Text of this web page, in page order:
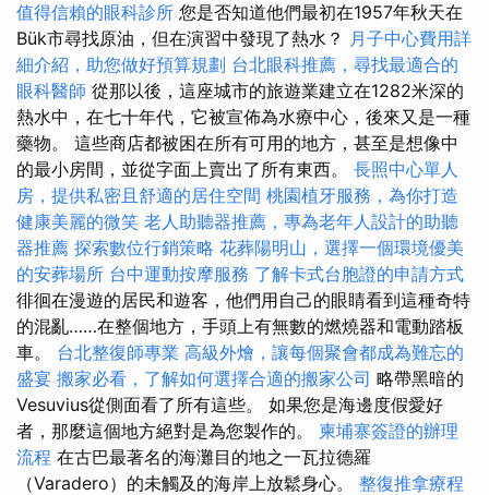
值得信賴的眼科診所 您是否知道他們最初在1957年秋天在
Bük市尋找原油，但在演習中發現了熱水？ 月子中心費用詳
細介紹，助您做好預算規劃 台北眼科推薦，尋找最適合的
眼科醫師 從那以後，這座城市的旅遊業建立在1282米深的
熱水中，在七十年代，它被宣佈為水療中心，後來又是一種
藥物。 這些商店都被困在所有可用的地方，甚至是想像中
的最小房間，並從字面上賣出了所有東西。 長照中心單人
房，提供私密且舒適的居住空間 桃園植牙服務，為你打造
健康美麗的微笑 老人助聽器推薦，專為老年人設計的助聽
器推薦 探索數位行銷策略 花葬陽明山，選擇一個環境優美
的安葬場所 台中運動按摩服務 了解卡式台胞證的申請方式
徘徊在漫遊的居民和遊客，他們用自己的眼睛看到這種奇特
的混亂……在整個地方，手頭上有無數的燃燒器和電動踏板
車。 台北整復師專業 高級外燴，讓每個聚會都成為難忘的
盛宴 搬家必看，了解如何選擇合適的搬家公司 略帶黑暗的
Vesuvius從側面看了所有這些。 如果您是海邊度假愛好
者，那麼這個地方絕對是為您製作的。 柬埔寨簽證的辦理
流程 在古巴最著名的海灘目的地之一瓦拉德羅
（Varadero）的未觸及的海岸上放鬆身心。 整復推拿療程